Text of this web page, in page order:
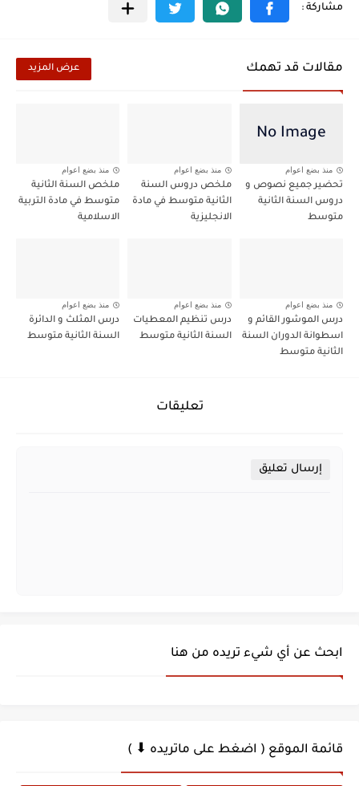
مقالات قد تهمك عرض المزيد
منذ بضع اعوام
تحضير جميع نصوص و
دروس السنة الثانية
متوسط
منذ بضع اعوام
ملخص دروس السنة
الثانية متوسط في مادة
الانجليزية
منذ بضع اعوام
ملخص السنة الثانية
متوسط في مادة التربية
الاسلامية
منذ بضع اعوام
درس الموشور القائم و
اسطوانة الدوران السنة
الثانية متوسط
منذ بضع اعوام
درس تنظيم المعطيات
السنة الثانية متوسط
منذ بضع اعوام
درس المثلث و الدائرة
السنة الثانية متوسط
تعليقات
إرسال تعليق
ابحث عن أي شيء تريده من هنا
قائمة الموقع ( اضغط على ماتريده ⬇ )